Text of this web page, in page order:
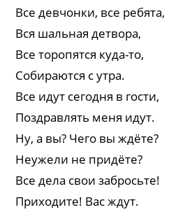
Все девчонки, все ребята,
Вся шальная детвора,
Все торопятся куда-то,
Собираются с утра.
Все идут сегодня в гости,
Поздравлять меня идут.
Ну, а вы? Чего вы ждёте?
Неужели не придёте?
Все дела свои забросьте!
Приходите! Вас ждут.